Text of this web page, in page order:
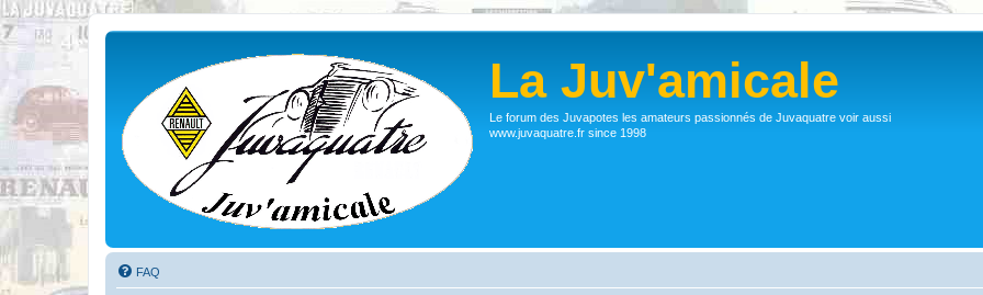
La Juv'amicale
Le forum des Juvapotes les amateurs passionnés de Juvaquatre voir aussi
www.juvaquatre.fr since 1998
FAQ